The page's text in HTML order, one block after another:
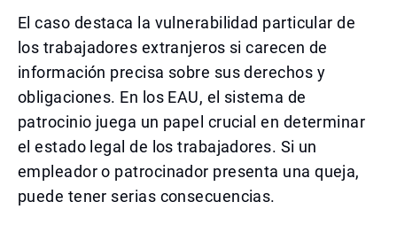
El caso destaca la vulnerabilidad particular de
los trabajadores extranjeros si carecen de
información precisa sobre sus derechos y
obligaciones. En los EAU, el sistema de
patrocinio juega un papel crucial en determinar
el estado legal de los trabajadores. Si un
empleador o patrocinador presenta una queja,
puede tener serias consecuencias.